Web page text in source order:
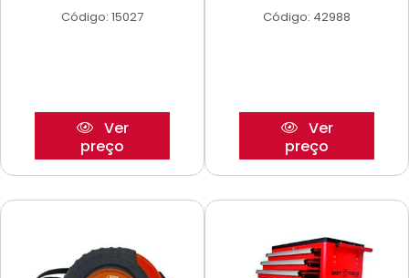
Código: 15027
Ver
preço
Código: 42988
Ver
preço